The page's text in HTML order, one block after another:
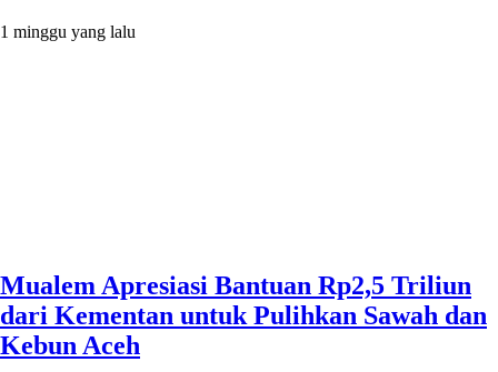
1 minggu yang lalu
Mualem Apresiasi Bantuan Rp2,5 Triliun
dari Kementan untuk Pulihkan Sawah dan
Kebun Aceh